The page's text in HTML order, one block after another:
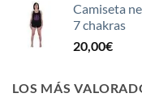
Camiseta
7 chakras
20,00€
LOS MÁS